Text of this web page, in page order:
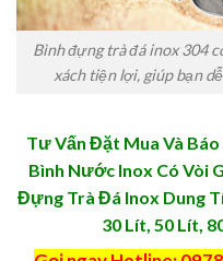
Bình đựng trà đá inox 304
xách tiện lợi, giúp bạn
Tư Vấn Đặt Mua Và
Bình Nước Inox Có Vòi
Đựng Trà Đá Inox Dung
30 Lít, 50 Lít,